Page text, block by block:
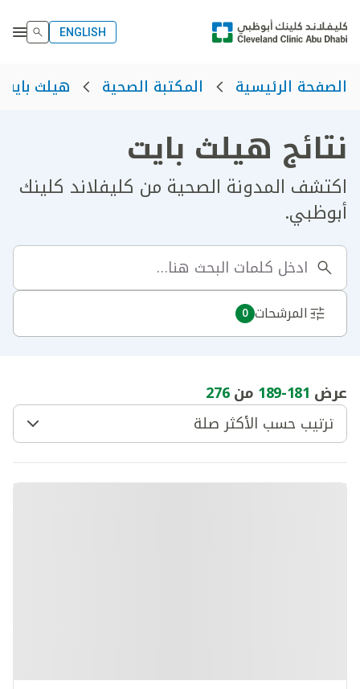
ENGLISH
الصفحة الرئيسية المكتبة الصحية هيلث بايت
نتائج هيلث بايت
اكتشف المدونة الصحية من كليفلاند كلينك
أبوظبي.
المرشحات 0
عرض 181
-
189 من276
ترتيب حسب الأكثر صلة